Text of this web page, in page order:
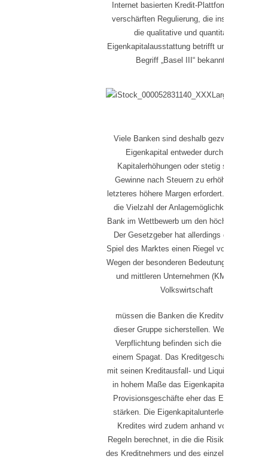
Internet basierten Kredit-Plattformen - einer
verschärften Regulierung, die insbesondere
die qualitative und quantitative
Eigenkapitalausstattung betrifft und unter dem
Begriff „Basel III“ bekannt ist.
Viele Banken sind deshalb gezwungen, ihr
Eigenkapital entweder durch (teure)
Kapitalerhöhungen oder stetig steigende
Gewinne nach Steuern zu erhöhen, wobei
letzteres höhere Margen erfordert. Dabei steht
die Vielzahl der Anlagemöglichkeiten einer
Bank im Wettbewerb um den höchsten Ertrag.
Der Gesetzgeber hat allerdings dem freien
Spiel des Marktes einen Riegel vorgeschoben.
Wegen der besonderen Bedeutung von kleinen
und mittleren Unternehmen (KMU) für die
Volkswirtschaft
müssen die Banken die Kreditversorgung
dieser Gruppe sicherstellen. Wegen dieser
Verpflichtung befinden sich die Banken in
einem Spagat. Das Kreditgeschäft belastet
mit seinen Kreditausfall- und Liquiditätsrisiken
in hohem Maße das Eigenkapital, wogegen
Provisionsgeschäfte eher das Eigenkapital
stärken. Die Eigenkapitalunterlegung eines
Kredites wird zudem anhand von starren
Regeln berechnet, in die die Risikobeurteilung
des Kreditnehmers und des einzelnen Kredites